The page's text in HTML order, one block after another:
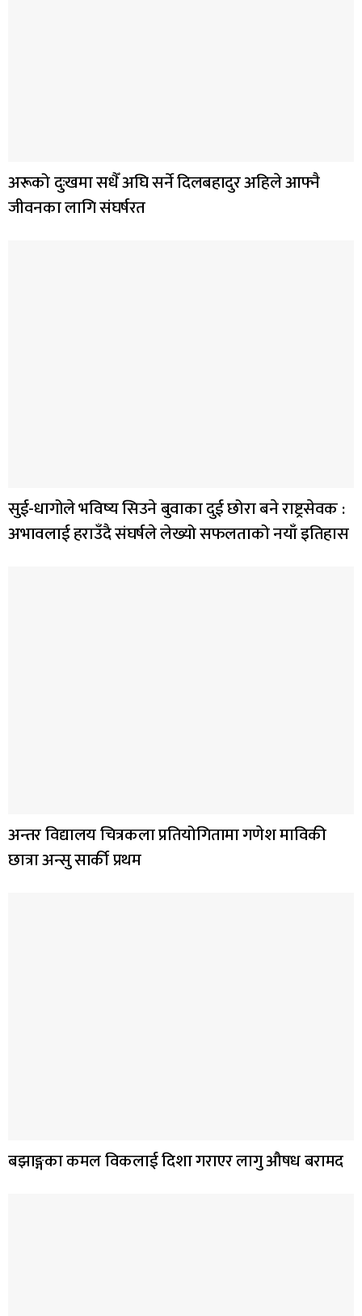
अरूको दुःखमा सधैँ अघि सर्ने दिलबहादुर अहिले आफ्नै
जीवनका लागि संघर्षरत
सुई-धागोले भविष्य सिउने बुवाका दुई छोरा बने राष्ट्रसेवक :
अभावलाई हराउँदै संघर्षले लेख्यो सफलताको नयाँ इतिहास
अन्तर विद्यालय चित्रकला प्रतियोगितामा गणेश माविकी
छात्रा अन्सु सार्की प्रथम
बझाङ्गका कमल विकलाई दिशा गराएर लागु औषध बरामद